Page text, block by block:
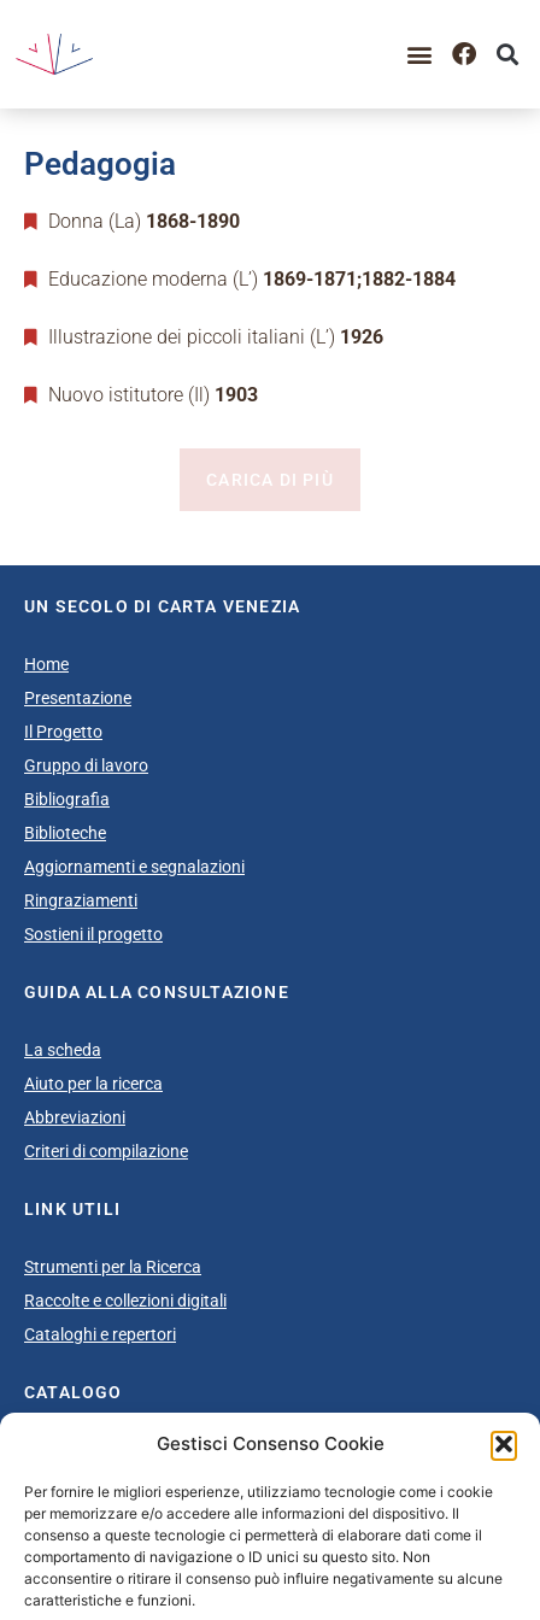
Gestisci Consenso Cookie
Per fornire le migliori esperienze, utilizziamo tecnologie come i cookie
per memorizzare e/o accedere alle informazioni del dispositivo. Il
consenso a queste tecnologie ci permetterà di elaborare dati come il
comportamento di navigazione o ID unici su questo sito. Non
acconsentire o ritirare il consenso può influire negativamente su alcune
caratteristiche e funzioni.
Pedagogia
Donna (La) 1868-1890
Educazione moderna (L’) 1869-1871;1882-1884
Illustrazione dei piccoli italiani (L’) 1926
Nuovo istitutore (Il) 1903
CARICA DI PIÙ
UN SECOLO DI CARTA VENEZIA
Home
Presentazione
Il Progetto
Gruppo di lavoro
Bibliografia
Biblioteche
Aggiornamenti e segnalazioni
Ringraziamenti
Sostieni il progetto
GUIDA ALLA CONSULTAZIONE
La scheda
Aiuto per la ricerca
Abbreviazioni
Criteri di compilazione
LINK UTILI
Strumenti per la Ricerca
Raccolte e collezioni digitali
Cataloghi e repertori
CATALOGO
Catalogo completo
Ottocento
Età giolittiana
Grande Guerra e dopoguerra
Fascismo